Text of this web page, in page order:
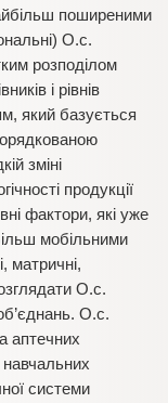
поширеними
О.с.
розподілом
і рівнів
який базується
зміні
продукції
фактори, які уже
мобільними
матричні,
О.с.
О.с.
аптечних
навчальних
системи